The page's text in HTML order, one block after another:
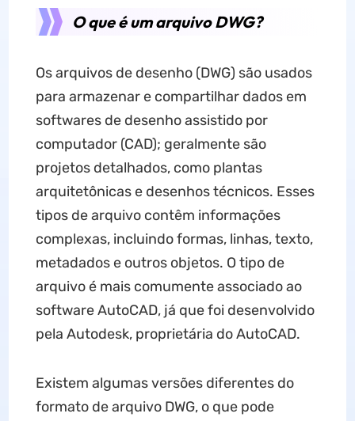
O que é um arquivo DWG?
Os arquivos de desenho (DWG) são usados ​​
para armazenar e compartilhar dados em
softwares de desenho assistido por
computador (CAD); geralmente são
projetos detalhados, como plantas
arquitetônicas e desenhos técnicos. Esses
tipos de arquivo contêm informações
complexas, incluindo formas, linhas, texto,
metadados e outros objetos. O tipo de
arquivo é mais comumente associado ao
software AutoCAD, já que foi desenvolvido
pela Autodesk, proprietária do AutoCAD.
Existem algumas versões diferentes do
formato de arquivo DWG, o que pode